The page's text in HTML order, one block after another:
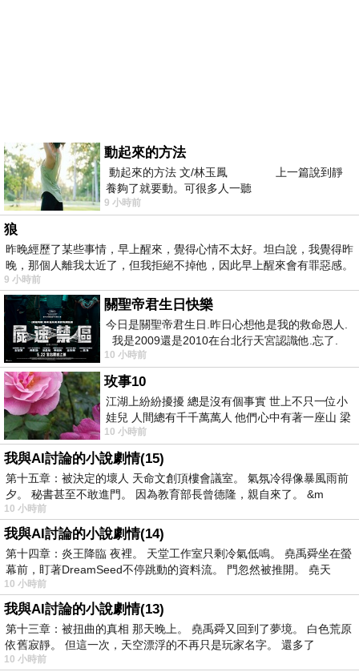
動起來的方法
動起來的方法 文/林玉鳳 上一篇說到靜
養夠了就要動。可很多人一聽
9 小時前
狼
昨晚經歷了某些事情，早上醒來，覺得心情不太好。坦白說，我覺得昨
晚，那個人離我太近了，但我拒絕不掉他，因此早上醒來會有罪惡感。
9 小時前
關聖帝君生日快樂
今日是關聖帝君生日.昨日心想他是我的救命恩人.
我是2009還是2010在台北行天宮認識他.忘了.
一個奇摩交友的網友學
10 小時前
玫事10
江湖上紛紛擾擾 總是沒有個事實 世上不只一位小
娃兒 人間總有千千萬萬人 他們心中有著一座山 梁
山佛山泰華衡恆嵩 一山之高
10 小時前
我與AI討論的小說劇情(15)
第十五章：被決定的壞人 天命文創頂樓會議室。 氣氛冷得像暴風雨前
夕。 秘書甚至不敢進門。 因為教育部長曾德隆，親自來了。 &m
10 小時前
我與AI討論的小說劇情(14)
第十四章：炎王降臨 夜裡。 天堂工作室只剩冷氣低鳴。 堯禹舜坐在螢
幕前，盯著DreamSeed不停跳動的資料流。 門忽然被推開。 堯天
10 小時前
我與AI討論的小說劇情(13)
第十三章：被扭曲的真相 那天晚上。 堯禹舜又回到了夢境。 白色荒原
依舊寂靜。 但這一次，天空漂浮的不再只是玩家名字。 還多了
10 小時前